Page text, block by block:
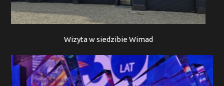
Wizyta w siedzibie Wimad